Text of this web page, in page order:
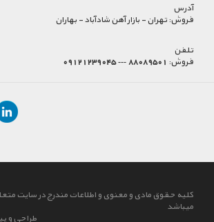
آدرس
فروش:تهران - بازار آهن شادآباد - بهاران
تلفن
فروش: 88089501 --- 09121239045
کلیه حقوق مادی و معنوی و اطلاعات مندرج در سایت
میباشد
طراحی و